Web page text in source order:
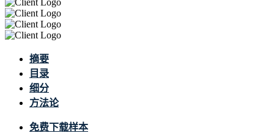
摘要
目录
细分
方法论
免费下载样本